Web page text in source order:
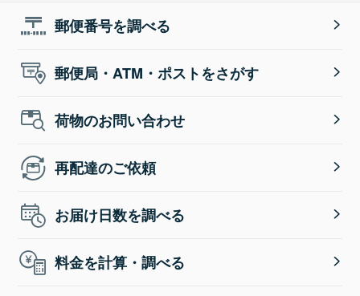
郵便番号を調べる
郵便局・ATM・ポストをさがす
荷物のお問い合わせ
再配達のご依頼
お届け日数を調べる
料金を計算・調べる